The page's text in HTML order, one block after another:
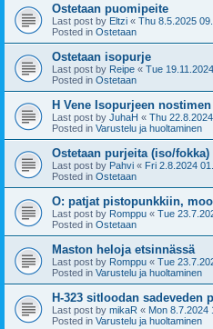
Ostetaan puomipeite
Last post by Eltzi « Thu 8.5.2025
Posted in Ostetaan
Ostetaan isopurje
Last post by Reipe « Tue
Posted in Ostetaan
H Vene Isopurjeen
Last post by JuhaH « Thu 22.8.2024
Posted in Varustelu ja huoltaminen
Ostetaan purjeita (iso/fokka)
Last post by Pahvi « Fri 2.8.2024
Posted in Ostetaan
O: patjat pistopunkkiin,
Last post by Romppu « Tue
Posted in Ostetaan
Maston heloja etsinnässä
Last post by Romppu « Tue
Posted in Varustelu ja huoltaminen
H-323 sitloodan sadeveden
Last post by mikaR « Mon 8.7.2024
Posted in Varustelu ja huoltaminen